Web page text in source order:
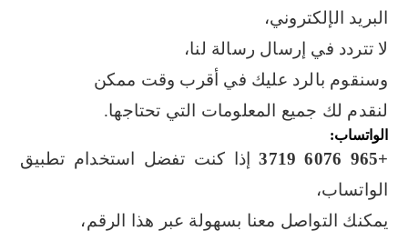
البريد الإلكتروني،
لا تتردد في إرسال رسالة لنا،
وسنقوم بالرد عليك في أقرب وقت ممكن
لنقدم لك جميع المعلومات التي تحتاجها.
الواتساب:
+965 6076 3719
إذا كنت تفضل استخدام تطبيق
الواتساب،
يمكنك التواصل معنا بسهولة عبر هذا الرقم،